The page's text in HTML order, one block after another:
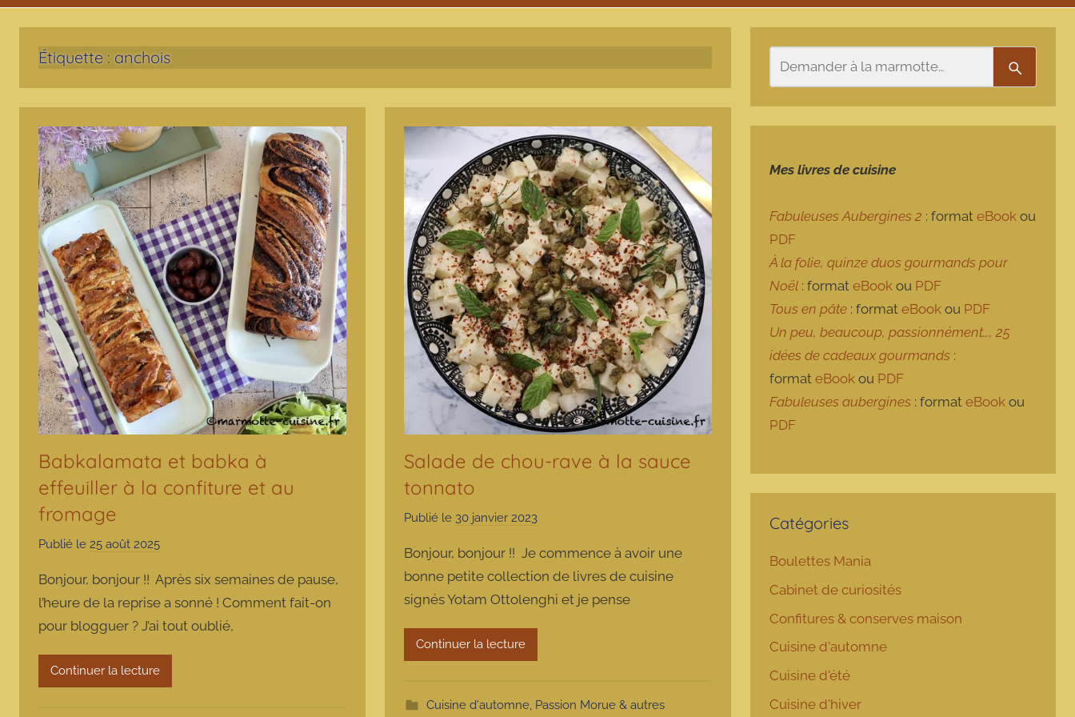
Étiquette : anchois
Babkalamata et babka à
effeuiller à la confiture et au
fromage
Publié le 25 août 2025
r
m
a
o
Bonjour, bonjour !! Après six semaines de pause,
l’heure de la reprise a sonné ! Comment fait-on
pour blogguer ? J’ai tout oublié,
Continuer la lecture
Salade de chou-rave à la sauce
tonnato
Publié le 30 janvier 2023
r
m
a
t
Bonjour, bonjour !! Je commence à avoir une
bonne petite collection de livres de cuisine
signés Yotam Ottolenghi et je pense
Continuer la lecture
Cuisine d'automne, Passion Morue & autres
Mes livres de cuisine
Fabuleuses Aubergines 2 : formateBook ou
PDF
À la folie, quinze duos gourmands pour
Noël : formateBook ou PDF
Tous en pâte : formateBook ou PDF
Un peu, beaucoup, passionnément…, 25
idées de cadeaux gourmands :
formateBook ou PDF
Fabuleuses aubergines : formateBook ou
PDF
Catégories
Boulettes Mania
Cabinet de curiosités
Confitures & conserves maison
Cuisine d'automne
Cuisine d'été
Cuisine d'hiver